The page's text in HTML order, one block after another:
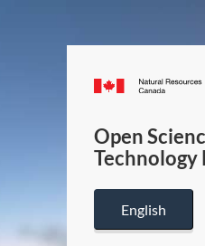
Open
Technology
English